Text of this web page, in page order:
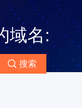
域名:
搜索